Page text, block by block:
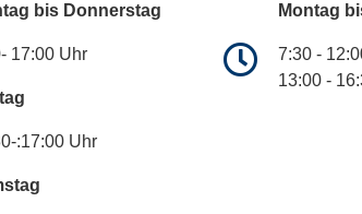
bis Donnerstag
17:00 Uhr
:17:00 Uhr
Montag
7:30 -
13:00 -